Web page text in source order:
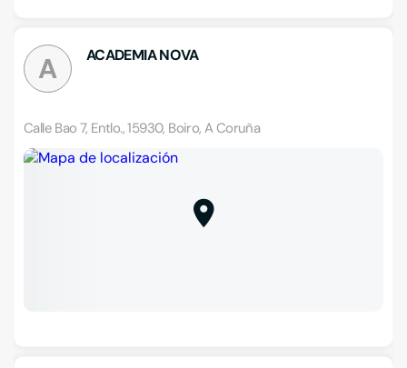
A ACADEMIA NOVA
Calle Bao 7, Entlo., 15930, Boiro, A Coruña